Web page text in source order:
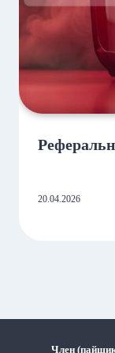
20.04.2026
Член